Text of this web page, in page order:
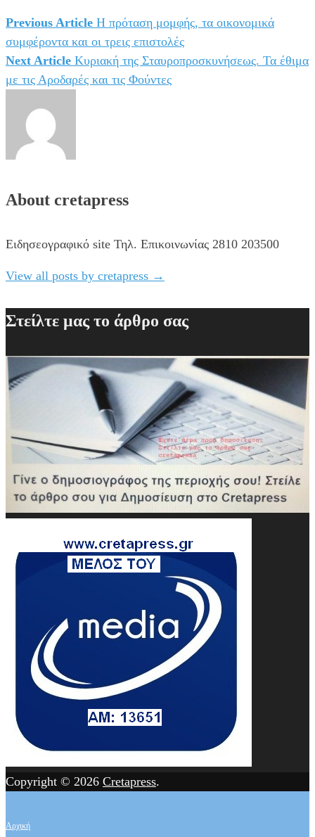
Πλοήγηση
άρθρων
Previous Article Η πρόταση μομφής, τα οικονομικά
συμφέροντα και οι τρεις επιστολές
Next Article Κυριακή της Σταυροπροσκυνήσεως. Τα έθιμα
με τις Αροδαρές και τις Φούντες
About cretapress
Ειδησεογραφικό site Τηλ. Επικοινωνίας 2810 203500
View all posts by cretapress →
Στείλτε μας το άρθρο σας
Copyright © 2026 Cretapress.
Αρχική